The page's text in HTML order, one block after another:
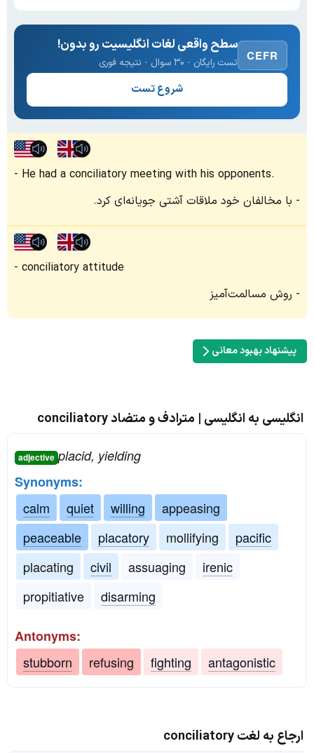
CEFR
سطح واقعی لغات انگلیسیت رو بدون!
تست رایگان · ۳۰ سوال · نتیجه فوری
شروع تست
He had a conciliatory meeting with his opponents.
با مخالفان خود ملاقات آشتی‌ جویانه‌ای کرد.
conciliatory attitude
روش مسالمت‌آمیز
پیشنهاد بهبود معانی
انگلیسی به انگلیسی | مترادف و متضاد conciliatory
adjective placid, yielding
Synonyms:
calm
quiet willing
appeasing
peaceable
placatory mollifying
pacific
placating
civil assuaging
irenic
propitiative
disarming
Antonyms:
stubborn
refusing fighting antagonistic
ارجاع به لغت conciliatory